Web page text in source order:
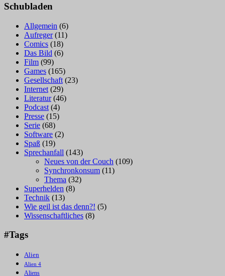
Schubladen
Allgemein (6)
Aufreger(11)
Comics (18)
Das Bild (6)
Film (99)
Games (165)
Gesellschaft (23)
Internet (29)
Literatur(46)
Podcast (4)
Presse (15)
Serie (68)
Software (2)
Spaß (19)
Sprechanfall (143)
Neues von der Couch (109)
Synchronkonsum (11)
Thema (32)
Superhelden (8)
Technik (13)
Wie geil ist das denn?! (5)
Wissenschaftliches (8)
#Tags
Alien
Alien 4
Aliens